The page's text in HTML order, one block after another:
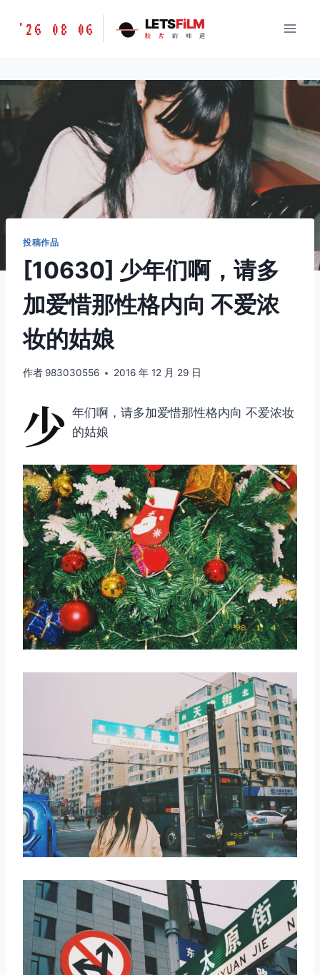
胶
味
LETSFILM
'26 08 06 LETSFiLM
胶 片 的 味 道
投稿作品
[10630] 少年们啊，请多
加爱惜那性格内向 不爱浓
妆的姑娘
作者 983030556 2016 年 12 月 29 日
少 年们啊，请多加爱惜那性格内向 不爱浓妆
的姑娘